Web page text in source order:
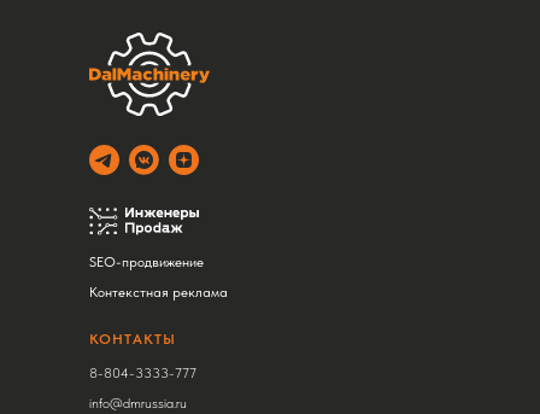
SEO-продвижение
Контекстная реклама
8-804-3333-777
info@dmrussia.ru
КОНТАКТЫ